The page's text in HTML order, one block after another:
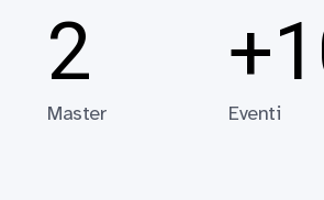
2
Master Eventi